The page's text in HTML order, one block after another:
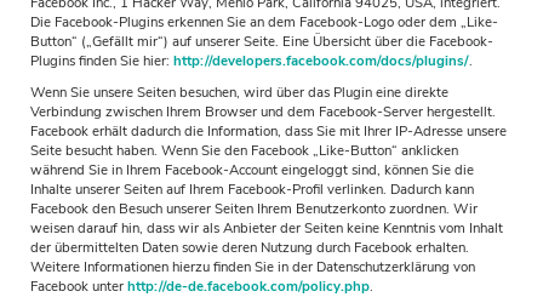
Die Facebook-Plugins erkennen Sie an dem Facebook-Logo oder dem „Like-
Button“ („Gefällt mir“) auf unserer Seite. Eine Übersicht über die Facebook-
Plugins finden Sie hier: http://developers.facebook.com/docs/plugins/.
Wenn Sie unsere Seiten besuchen, wird über das Plugin eine direkte
Verbindung zwischen Ihrem Browser und dem Facebook-Server hergestellt.
Facebook erhält dadurch die Information, dass Sie mit Ihrer IP-Adresse unsere
Seite besucht haben. Wenn Sie den Facebook „Like-Button“ anklicken
während Sie in Ihrem Facebook-Account eingeloggt sind, können Sie die
Inhalte unserer Seiten auf Ihrem Facebook-Profil verlinken. Dadurch kann
Facebook den Besuch unserer Seiten Ihrem Benutzerkonto zuordnen. Wir
weisen darauf hin, dass wir als Anbieter der Seiten keine Kenntnis vom Inhalt
der übermittelten Daten sowie deren Nutzung durch Facebook erhalten.
Weitere Informationen hierzu finden Sie in der Datenschutzerklärung von
Facebook unterhttp://de-de.facebook.com/policy.php.